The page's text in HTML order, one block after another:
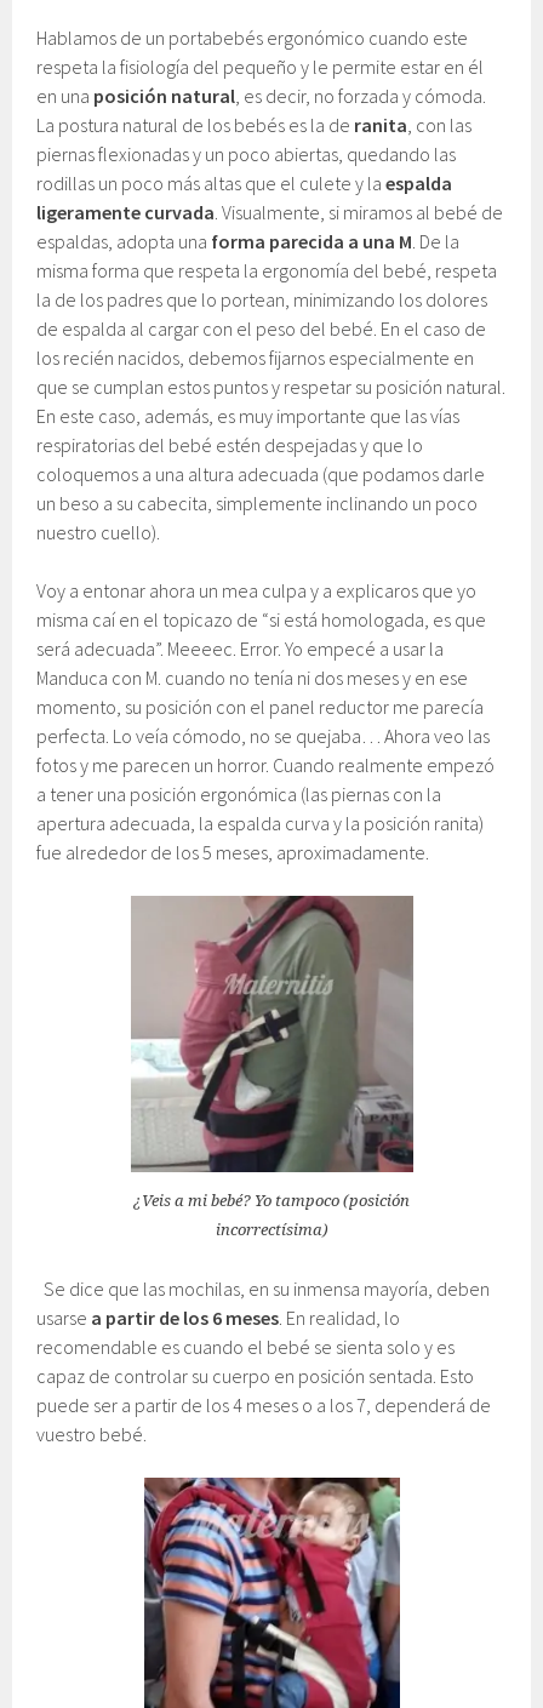
Hablamos de un portabebés ergonómico cuando este
respeta la fisiología del pequeño y le permite estar en él
en una posición natural, es decir, no forzada y cómoda.
La postura natural de los bebés es la de ranita, con las
piernas flexionadas y un poco abiertas, quedando las
rodillas un poco más altas que el culete y laespalda
ligeramente curvada. Visualmente, si miramos al bebé de
espaldas, adopta una forma parecida a una M. De la
misma forma que respeta la ergonomía del bebé, respeta
la de los padres que lo portean, minimizando los dolores
de espalda al cargar con el peso del bebé. En el caso de
los recién nacidos, debemos fijarnos especialmente en
que se cumplan estos puntos y respetar su posición natural.
En este caso, además, es muy importante que las vías
respiratorias del bebé estén despejadas y que lo
coloquemos a una altura adecuada (que podamos darle
un beso a su cabecita, simplemente inclinando un poco
nuestro cuello).
Voy a entonar ahora un mea culpa y a explicaros que yo
misma caí en el topicazo de “si está homologada, es que
será adecuada”. Meeeec. Error. Yo empecé a usar la
Manduca con M. cuando no tenía ni dos meses y en ese
momento, su posición con el panel reductor me parecía
perfecta. Lo veía cómodo, no se quejaba… Ahora veo las
fotos y me parecen un horror. Cuando realmente empezó
a tener una posición ergonómica (las piernas con la
apertura adecuada, la espalda curva y la posición ranita)
fue alrededor de los 5 meses, aproximadamente.
¿Veis a mi bebé? Yo tampoco (posición
incorrectísima)
Se dice que las mochilas, en su inmensa mayoría, deben
usarse a partir de los 6 meses . En realidad, lo
recomendable es cuando el bebé se sienta solo y es
capaz de controlar su cuerpo en posición sentada. Esto
puede ser a partir de los 4 meses o a los 7, dependerá de
vuestro bebé.